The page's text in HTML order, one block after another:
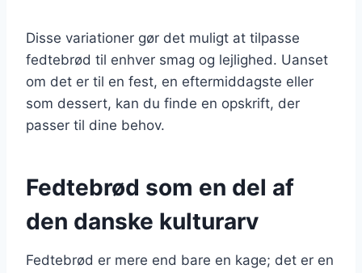
Disse variationer gør det muligt at tilpasse
fedtebrød til enhver smag og lejlighed. Uanset
om det er til en fest, en eftermiddagste eller
som dessert, kan du finde en opskrift, der
passer til dine behov.
Fedtebrød som en del af
den danske kulturarv
Fedtebrød er mere end bare en kage; det er en